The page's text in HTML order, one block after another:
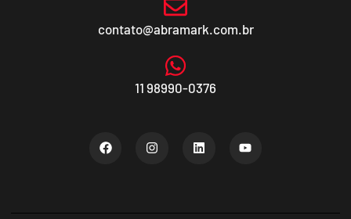
contato@abramark.com.br
11 98990-0376